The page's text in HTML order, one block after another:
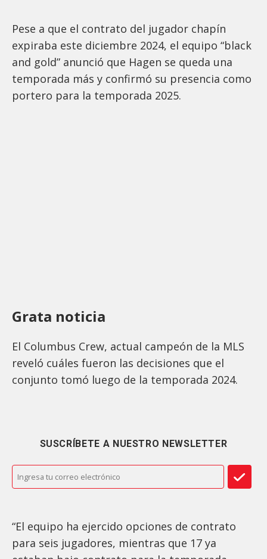
Pese a que el contrato del jugador chapín
expiraba este diciembre 2024, el equipo “black
and gold” anunció que Hagen se queda una
temporada más y confirmó su presencia como
portero para la temporada 2025.
Grata noticia
El Columbus Crew, actual campeón de la MLS
reveló cuáles fueron las decisiones que el
conjunto tomó luego de la temporada 2024.
SUSCRÍBETE A NUESTRO NEWSLETTER
“El equipo ha ejercido opciones de contrato
para seis jugadores, mientras que 17 ya